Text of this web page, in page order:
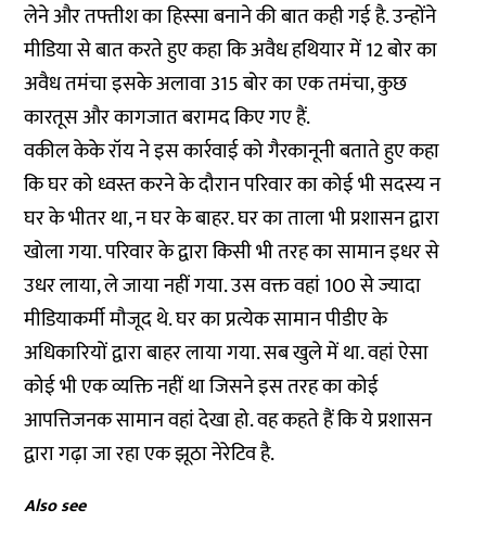
लेने और तफ्तीश का हिस्सा बनाने की बात कही गई है. उन्होंने
मीडिया से बात करते हुए कहा कि अवैध हथियार में 12 बोर का
अवैध तमंचा इसके अलावा 315 बोर का एक तमंचा, कुछ
कारतूस और कागजात बरामद किए गए हैं.
वकील केके रॉय ने इस कार्रवाई को गैरकानूनी बताते हुए कहा
कि घर को ध्वस्त करने के दौरान परिवार का कोई भी सदस्य न
घर के भीतर था, न घर के बाहर. घर का ताला भी प्रशासन द्वारा
खोला गया. परिवार के द्वारा किसी भी तरह का सामान इधर से
उधर लाया, ले जाया नहीं गया. उस वक्त वहां 100 से ज्यादा
मीडियाकर्मी मौजूद थे. घर का प्रत्येक सामान पीडीए के
अधिकारियों द्वारा बाहर लाया गया. सब खुले में था. वहां ऐसा
कोई भी एक व्यक्ति नहीं था जिसने इस तरह का कोई
आपत्तिजनक सामान वहां देखा हो. वह कहते हैं कि ये प्रशासन
द्वारा गढ़ा जा रहा एक झूठा नेरेटिव है.
Also see